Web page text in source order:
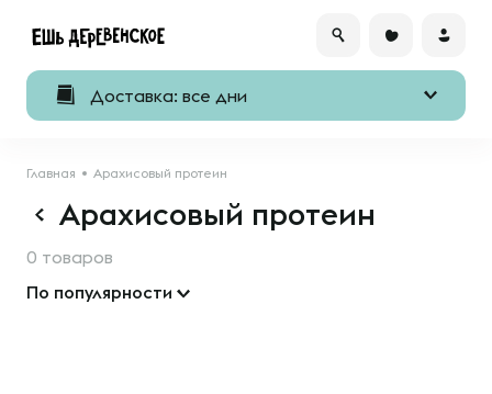
Доставка: все дни
Главная Арахисовый протеин
Арахисовый протеин
0 товаров
По популярности